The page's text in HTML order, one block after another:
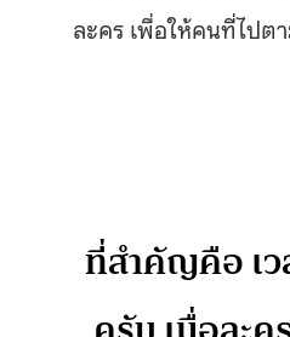
ละคร เพื่อให้คนที่ไปต
ที่สำคัญคือ เว